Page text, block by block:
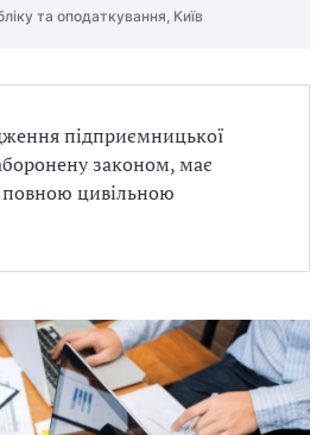
та оподаткування, Київ
підприємницької
законом, має
повною цивільною